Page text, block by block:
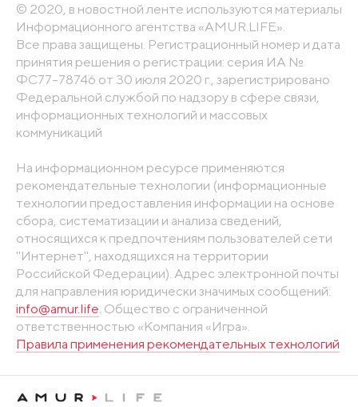
© 2020, в новостной ленте используются материалы
Информационного агентства «AMUR.LIFE».
Все права защищены. Регистрационный номер и дата
принятия решения о регистрации: серия ИА №
ФС77-78746 от 30 июля 2020 г., зарегистрировано
Федеральной службой по надзору в сфере связи,
информационных технологий и массовых
коммуникаций
На информационном ресурсе применяются
рекомендательные технологии (информационные
технологии предоставления информации на основе
сбора, систематизации и анализа сведений,
относящихся к предпочтениям пользователей сети
"Интернет", находящихся на территории
Российской Федерации). Адрес электронной почты
для направления юридически значимых сообщений:
info@amur.life. Общество с ограниченной
ответственностью «Компания «Игра».
Правила применения рекомендательных технологий